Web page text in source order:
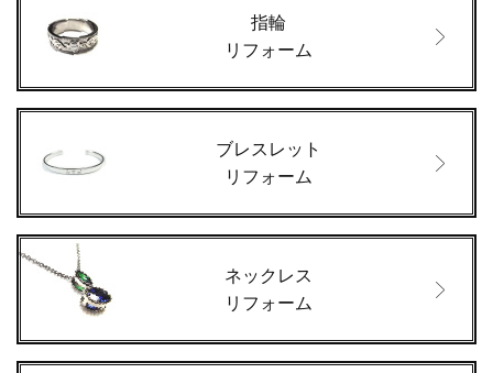
指輪
リフォーム
ブレスレット
リフォーム
ネックレス
リフォーム